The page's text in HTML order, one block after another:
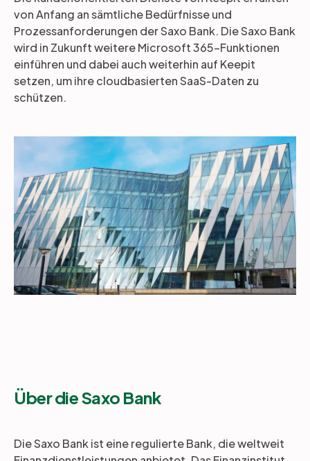
von Anfang an sämtliche Bedürfnisse und
Prozessanforderungen der Saxo Bank. Die Saxo Bank
wird in Zukunft weitere Microsoft 365-Funktionen
einführen und dabei auch weiterhin auf Keepit
setzen, um ihre cloudbasierten SaaS-Daten zu
schützen.
Über die Saxo Bank
Die Saxo Bank ist eine regulierte Bank, die weltweit